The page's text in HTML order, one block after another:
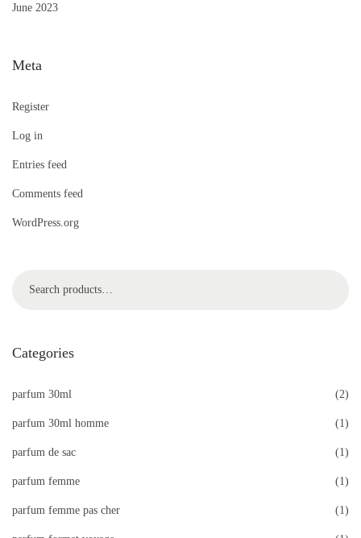
June 2023
Meta
Register
Log in
Entries feed
Comments feed
WordPress.org
Categories
parfum 30ml (2)
parfum 30ml homme (1)
parfum de sac (1)
parfum femme (1)
parfum femme pas cher (1)